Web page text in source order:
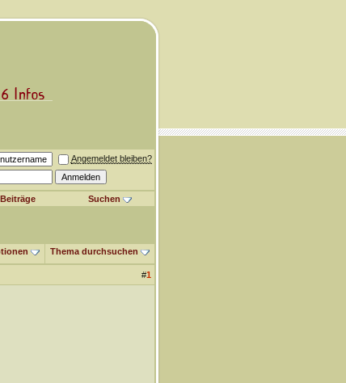
Angemeldet bleiben?
Suchen
Thema durchsuchen
#1